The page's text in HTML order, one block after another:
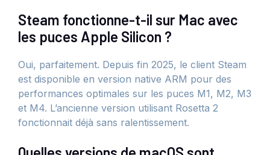
Steam fonctionne-t-il sur Mac avec
les puces Apple Silicon ?
Oui, parfaitement. Depuis fin 2025, le client Steam
est disponible en version native ARM pour des
performances optimales sur les puces M1, M2, M3
et M4. L’ancienne version utilisant Rosetta 2
fonctionnait déjà sans ralentissement.